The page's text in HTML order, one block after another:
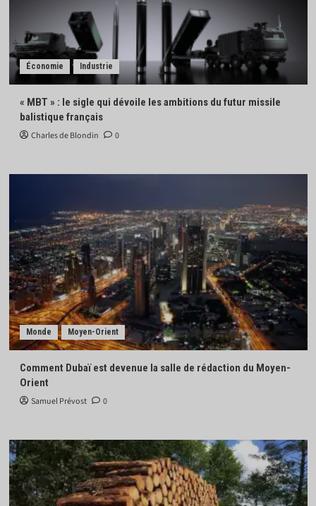
Économie Industrie
« MBT » : le sigle qui dévoile les ambitions du futur missile
balistique français
Charles de Blondin 0
Monde Moyen-Orient
Comment Dubaï est devenue la salle de rédaction du Moyen-
Orient
Samuel Prévost 0